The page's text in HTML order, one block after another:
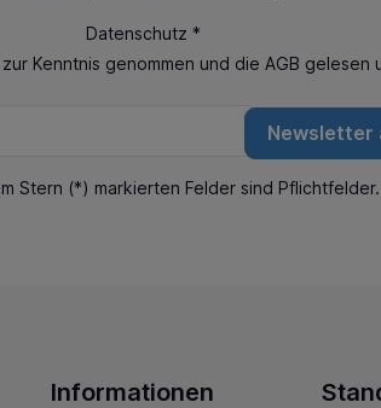
Datenschutz *
zur Kenntnis genommen und die AGB gelesen
Newsletter
Stern (*) markierten Felder sind Pflichtfelder.
Informationen